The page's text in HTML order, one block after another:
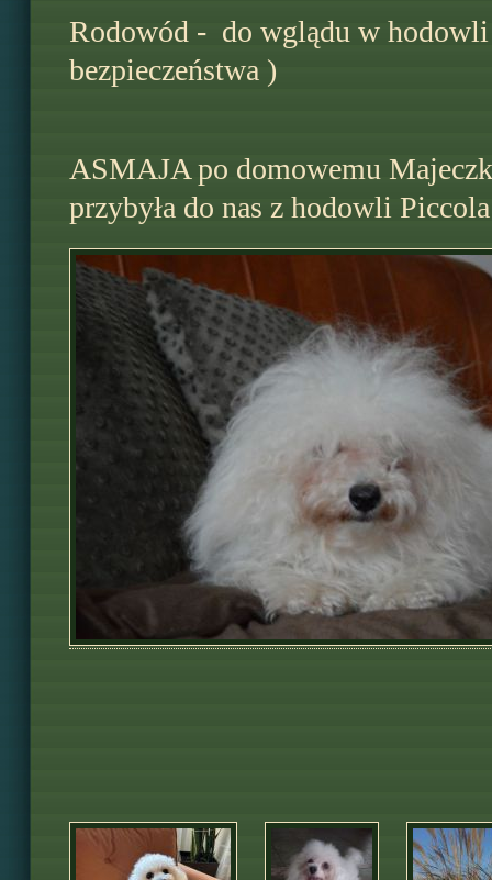
Rodowód - do wglądu w hodowli
bezpieczeństwa )
ASMAJA po domowemu
przybyła do nas z hodowli